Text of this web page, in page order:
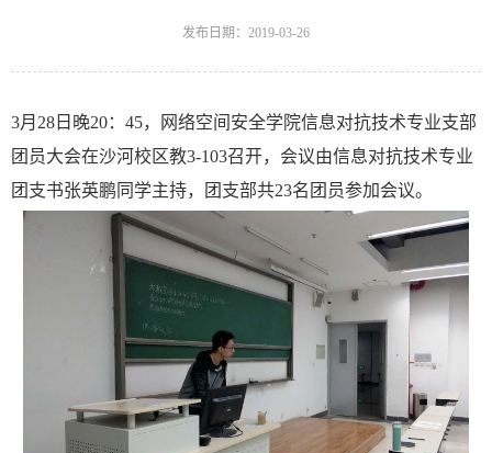
发布日期：2019-03-26
3月28日晚20：45，网络空间安全学院信息对抗技术专业支部
团员大会在沙河校区教3-103召开，会议由信息对抗技术专业
团支书张英鹏同学主持，团支部共23名团员参加会议。